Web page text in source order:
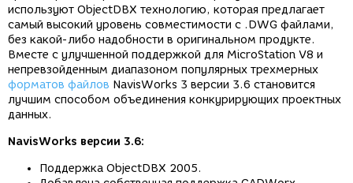
используют ObjectDBX технологию, которая предлагает
самый высокий уровень совместимости с .DWG файлами,
без какой-либо надобности в оригинальном продукте.
Вместе с улучшенной поддержкой для MicroStation V8 и
непревзойденным диапазоном популярных трехмерных
форматов файлов NavisWorks 3 версии 3.6 становится
лучшим способом объединения конкурирующих проектных
данных.
NavisWorks версии 3.6:
Поддержка ObjectDBX 2005.